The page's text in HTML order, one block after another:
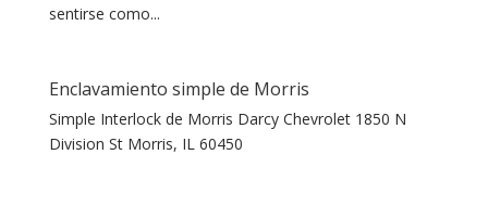
sentirse como...
Enclavamiento simple de Morris
Simple Interlock de Morris Darcy Chevrolet 1850 N
Division St Morris, IL 60450